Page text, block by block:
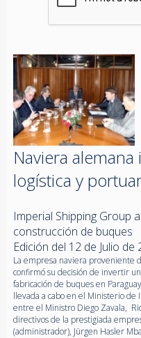
Naviera
logística y
Imperial Shipping Group
construcción de buques
Edición del 12 de Julio de
La empresa naviera proveniente
confirmó su decisión de invertir
fabricación de buques en
llevada a cabo en el Ministerio de
entre el Ministro Diego Zavala,
directivos de la prestigiada
(administrador), Jürgen Hasler